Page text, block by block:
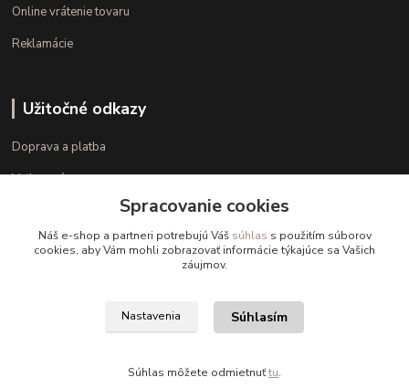
Online vrátenie tovaru
Reklamácie
Užitočné odkazy
Doprava a platba
Veľkostné parametre
+421 948 126 423
(Po.-Pi. 10.00 - 15.00)
info@kvalitnaBielizen.sk
Spracovanie cookies
Náš e-shop a partneri potrebujú Váš súhlas s použitím súborov
cookies, aby Vám mohli zobrazovať informácie týkajúce sa Vašich
záujmov.
Nastavenia Súhlasím
Súhlas môžete odmietnuťtu.